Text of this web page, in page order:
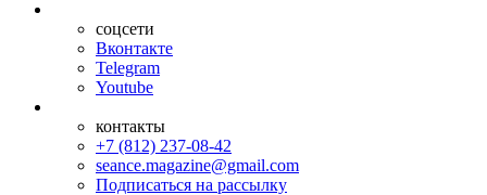
соцсети
Вконтакте
Telegram
Youtube
контакты
+7 (812) 237-08-42
seance.magazine@gmail.com
Подписаться на рассылку